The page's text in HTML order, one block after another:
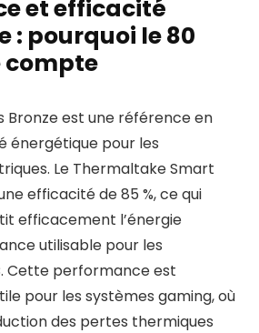
et efficacité
: pourquoi le 80
compte
Bronze est une référence en
énergétique pour les
Le Thermaltake Smart
efficacité de 85 %, ce qui
efficacement l’énergie
utilisable pour les
Cette performance est
pour les systèmes gaming, où
des pertes thermiques